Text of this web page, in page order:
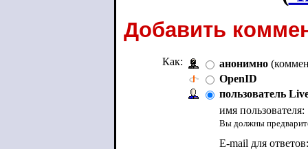
Добавить
Как: анонимно
OpenID
пользователь
имя пользователя:
Вы должны
E-mail для